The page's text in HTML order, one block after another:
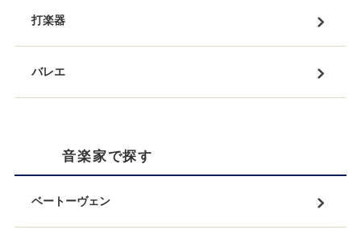
打楽器
バレエ
音楽家で探す
ベートーヴェン